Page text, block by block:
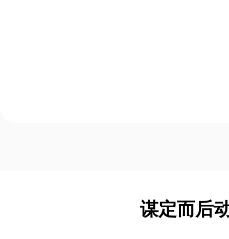
谋定而后